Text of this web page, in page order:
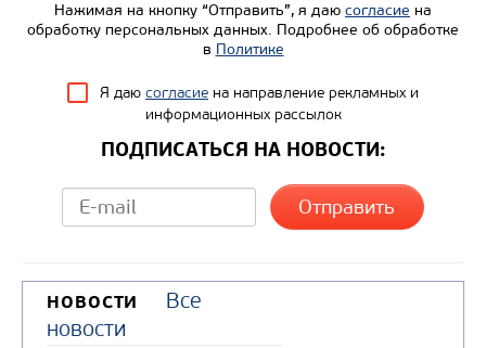
Нажимая на кнопку “Отправить”, я даю согласие на
обработку персональных данных. Подробнее об обработке
в Политике
Я даю согласие на направление рекламных и
информационных рассылок
ПОДПИСАТЬСЯ НА НОВОСТИ:
НОВОСТИ
Все
новости